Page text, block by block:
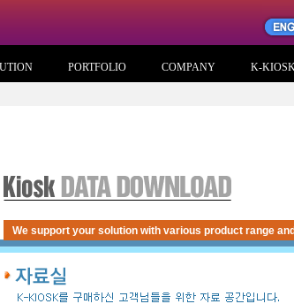
PORTFOLIO COMPANY K-
We support your solution with various product range